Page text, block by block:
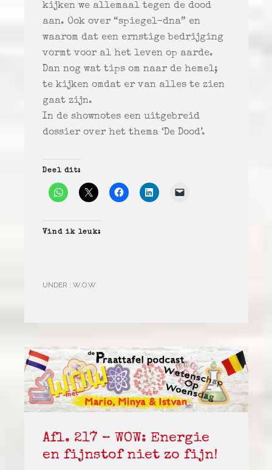
kijken we allemaal tegen de dood
aan. Ook over “spiegel-dna” en
waarom dat een ernstige bedrijging
vormt voor al het leven op aarde.
Dan nog wat tips om naar de hemel;
te kijken omdat er van alles te zien
gaat zijn.
In de shownotes een uitgebreid
dossier over het thema ‘De Dood’.
Deel dit:
Vind ik leuk:
UNDER : W.O.W.
Afl. 217 – WOW: Energie
en fijnstof niet zo fijn!